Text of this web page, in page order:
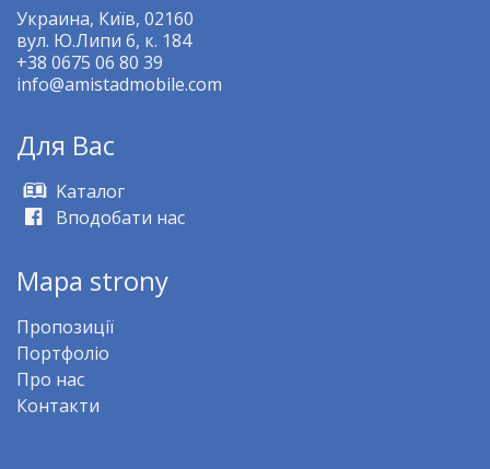
Украина, Київ, 02160
вул. Ю.Липи 6, к. 184
+38 0675 06 80 39
info@amistadmobile.com
Для Bас
Kаталог
Вподобати нас
Mapa strony
Пропозиції
Портфоліо
Про нас
Контакти